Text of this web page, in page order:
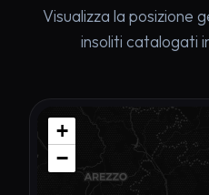
Visualizza la posizione
insoliti catalogati
+
−